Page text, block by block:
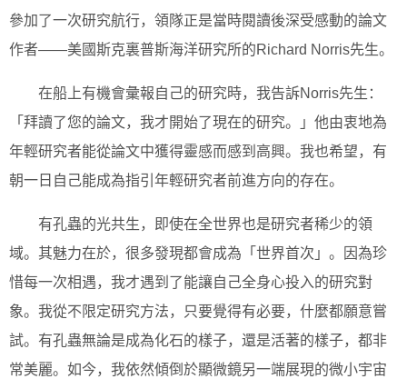
參加了一次研究航行，領隊正是當時閱讀後深受感動的論文
作者——美國斯克裏普斯海洋研究所的Richard Norris先生。
在船上有機會彙報自己的研究時，我告訴Norris先生：
「拜讀了您的論文，我才開始了現在的研究。」他由衷地為
年輕研究者能從論文中獲得靈感而感到高興。我也希望，有
朝一日自己能成為指引年輕研究者前進方向的存在。
有孔蟲的光共生，即使在全世界也是研究者稀少的領
域。其魅力在於，很多發現都會成為「世界首次」。因為珍
惜每一次相遇，我才遇到了能讓自己全身心投入的研究對
象。我從不限定研究方法，只要覺得有必要，什麼都願意嘗
試。有孔蟲無論是成為化石的樣子，還是活著的樣子，都非
常美麗。如今，我依然傾倒於顯微鏡另一端展現的微小宇宙